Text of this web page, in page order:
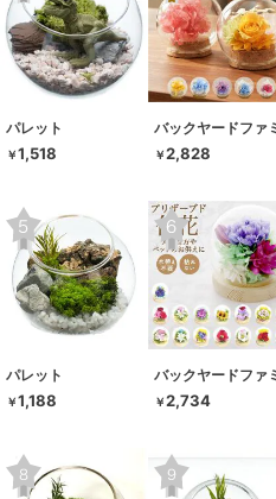
パレット
￥1,518 ￥2,828
パレット
￥1,188 ￥2,734